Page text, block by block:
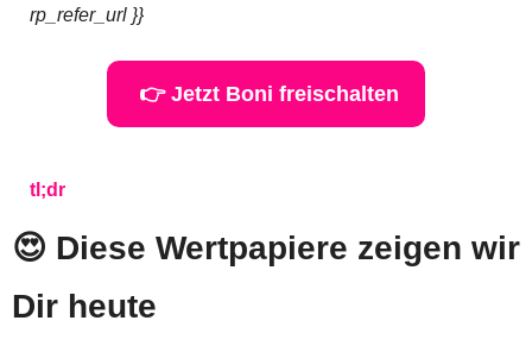
rp_refer_url }}
👉 Jetzt Boni freischalten
tl;dr
😍 Diese Wertpapiere zeigen wir
Dir heute